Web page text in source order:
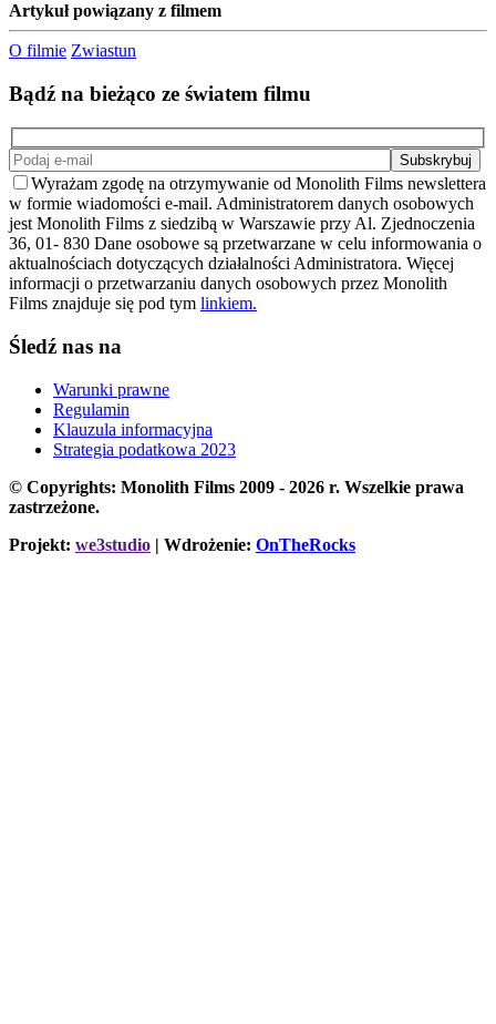
Artykuł powiązany z filmem
O filmie Zwiastun
Bądź na bieżąco ze światem filmu
Wyrażam zgodę na otrzymywanie od Monolith Films newslettera
w formie wiadomości e-mail. Administratorem danych osobowych
jest Monolith Films z siedzibą w Warszawie przy Al. Zjednoczenia
36, 01- 830 Dane osobowe są przetwarzane w celu informowania o
aktualnościach dotyczących działalności Administratora. Więcej
informacji o przetwarzaniu danych osobowych przez Monolith
Films znajduje się pod tym linkiem.
Śledź nas na
Warunki prawne
Regulamin
Klauzula informacyjna
Strategia podatkowa 2023
© Copyrights: Monolith Films 2009 - 2026 r. Wszelkie prawa
zastrzeżone.
Projekt: we3studio | Wdrożenie: OnTheRocks